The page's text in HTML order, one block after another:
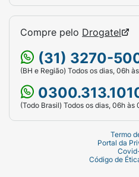
Compre pelo Drogatel
(31) 3270-
(BH e Região) Todos os dias, 06h
(Todo Brasil) Todos os dias, 06h às
Termo
Portal da
Código de